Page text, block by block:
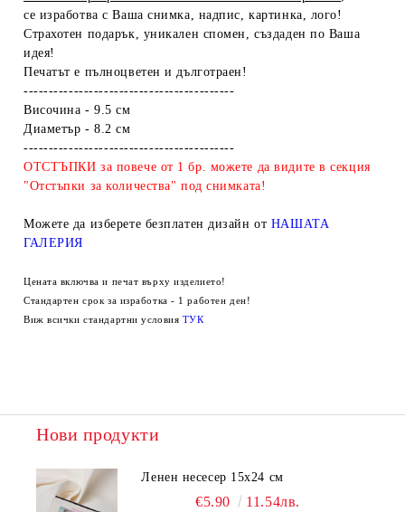
се изработва с Ваша снимка, надпис, картинка, лого!
Страхотен подарък, уникален спомен, създаден по Ваша
идея!
Печатът е пълноцветен и дълготраен!
------------------------------------------
Височина - 9.5 см
Диаметър - 8.2 см
------------------------------------------
ОТСТЪПКИ за повече от 1 бр. можете да видите в секция
"Отстъпки за количества" под снимката!
Можете да изберете безплатен дизайн от НАШАТА
ГАЛЕРИЯ
Цената включва и печат върху изделието!
Стандартен срок за изработка - 1 работен ден!
Виж всички стандартни условия ТУК
Нови продукти
Ленен несесер 15х24 см
€5.90 11.54лв.